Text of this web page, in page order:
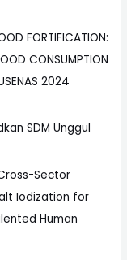
FORTIFICATION:
CONSUMPTION
2024
SDM Unggul
Sector
Iodization for
Human